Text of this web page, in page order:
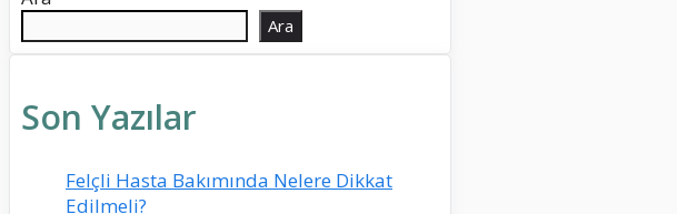
Ara
Son Yazılar
Felçli Hasta Bakımında Nelere Dikkat
Edilmeli?